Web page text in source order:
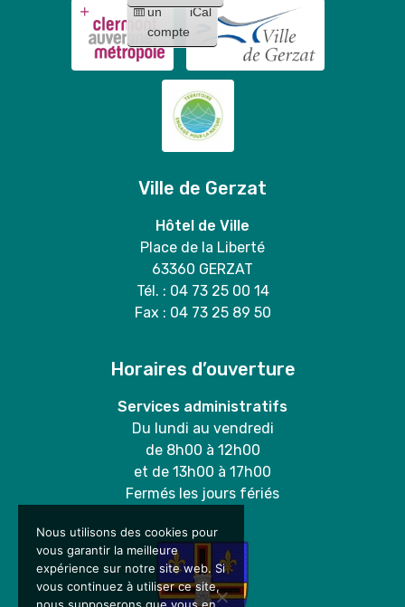
un
compte
iCal
Ville de Gerzat
Hôtel de Ville
Place de la Liberté
63360 GERZAT
Tél. : 04 73 25 00 14
Fax : 04 73 25 89 50
Horaires d’ouverture
Services administratifs
Du lundi au vendredi
de 8h00 à 12h00
et de 13h00 à 17h00
Fermés les jours fériés
Nous utilisons des cookies pour
vous garantir la meilleure
expérience sur notre site web. Si
vous continuez à utiliser ce site,